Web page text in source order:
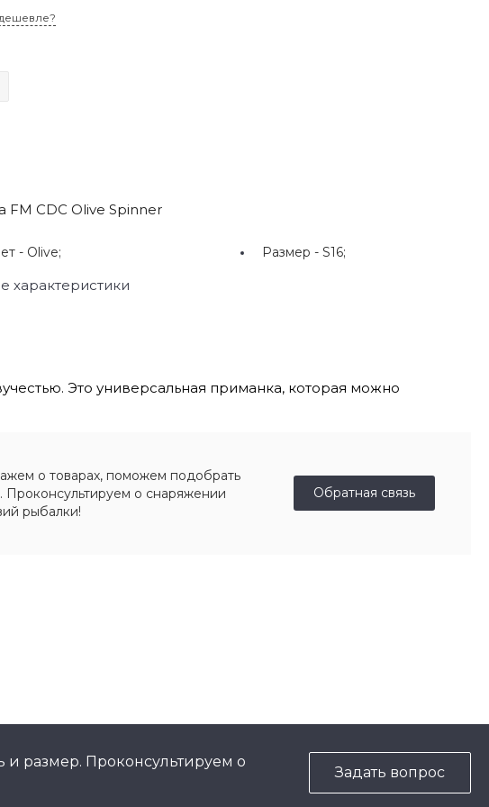
FM CDC Olive Spinner
- Olive; Размер -S16;
характеристики
Это универсальная приманка, которая можно
о товарах, поможем подобрать
Проконсультируем о снаряжении
рыбалки!
Обратная связь
размер. Проконсультируем о
Задать вопрос